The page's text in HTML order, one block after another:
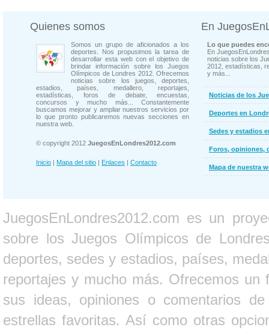
Quienes somos
Somos un grupo de aficionados a los
deportes. Nos propusimos la tarea de
desarrollar esta web con el objetivo de
brindar información sobre los Juegos
Olímpicos de Londres 2012. Ofrecemos
noticias sobre los juegos, deportes,
estadios, países, medallero, reportajes,
estadísticas, foros de debate, encuestas,
concursos y mucho más... Constantemente
buscamos mejorar y ampliar nuestros servicios por
lo que pronto publicaremos nuevas secciones en
nuestra web.
© copyright 2012 JuegosEnLondres2012.com
Inicio | Mapa del sitio | Enlaces | Contacto
En
Lo que puedes
En
noticias sobre los
2012, estadísticas,
y más...
Noticias de los
Deportes en
Sedes y estadios
Foros, opiniones,
Mapa de nuestra
JuegosEnLondres2012.com es un
sobre los Juegos Olímpicos de
deportes, sedes y estadios, países,
reportajes y mucho más. Ofrecemos un
sus ideas, opiniones o comentarios
estrellas favoritas. Así como otras